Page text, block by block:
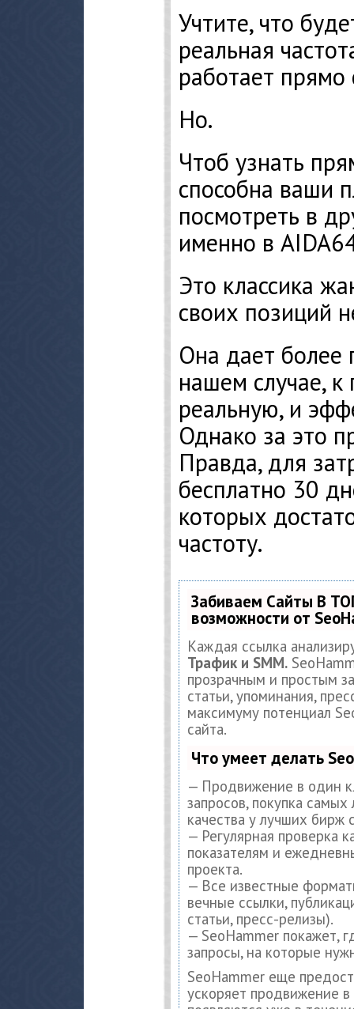
Учтите, что
реальная
работает прямо
Но.
Чтоб узнать
способна ваши
посмотреть в
именно в
Это классика
своих позиций
Она дает более
нашем случае,
реальную, и
Однако за это
Правда, для
бесплатно 30
которых
частоту.
Забиваем Сайты В
возможности от
Каждая ссылка
Трафик и SMM.
прозрачным и простым
статьи, упоминания,
максимуму потенциал
сайта.
Что умеет делать
— Продвижение в один
запросов, покупка
качества у лучших бирж
— Регулярная проверка
показателям и
проекта.
— Все известные
вечные ссылки,
статьи, пресс-релизы).
— SeoHammer покажет,
запросы, на которые
SeoHammer еще
ускоряет продвижение в